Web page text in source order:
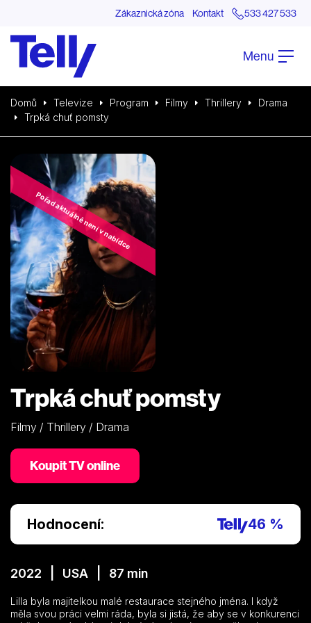
Zákaznická zóna Kontakt 533 427 533
Menu
Domů Televize Program Filmy Thrillery
Drama
Trpká chuť pomsty
Pořad aktuálně není v nabídce
Trpká chuť pomsty
Filmy / Thrillery / Drama
Koupit TV online
Hodnocení: 46 %
2022 | USA | 87 min
Lilla byla majitelkou malé restaurace stejného jména. I když
měla svou práci velmi ráda, byla si jistá, že aby se v konkurenci